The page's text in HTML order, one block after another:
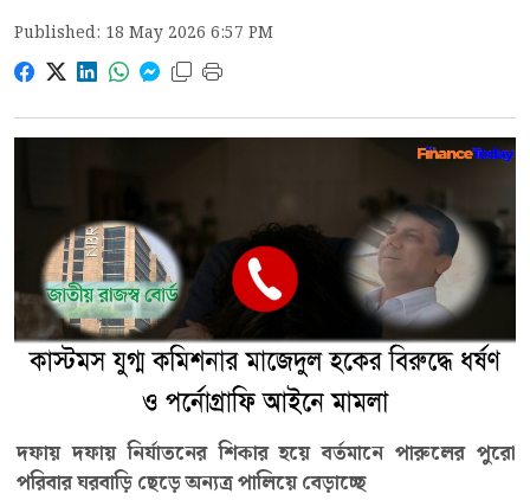
Published: 18 May 2026 6:57 PM
দফায় দফায় নির্যাতনের শিকার হয়ে বর্তমানে পারুলের পুরো
পরিবার ঘরবাড়ি ছেড়ে অন্যত্র পালিয়ে বেড়াচ্ছে